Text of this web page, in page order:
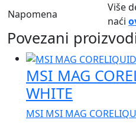
Napomena
Više
naći
Povezani
MSI MAG
WHITE
MSI MSI MAG